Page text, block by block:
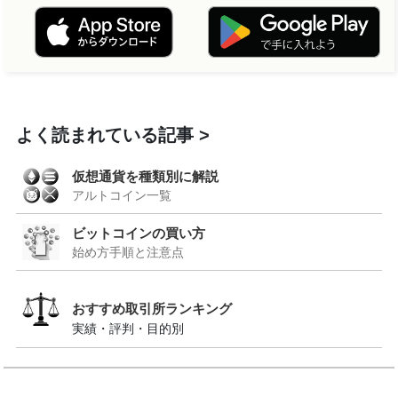
よく読まれている記事
仮想通貨を種類別に解説
アルトコイン一覧
ビットコインの買い方
始め方手順と注意点
おすすめ取引所ランキング
実績・評判・目的別